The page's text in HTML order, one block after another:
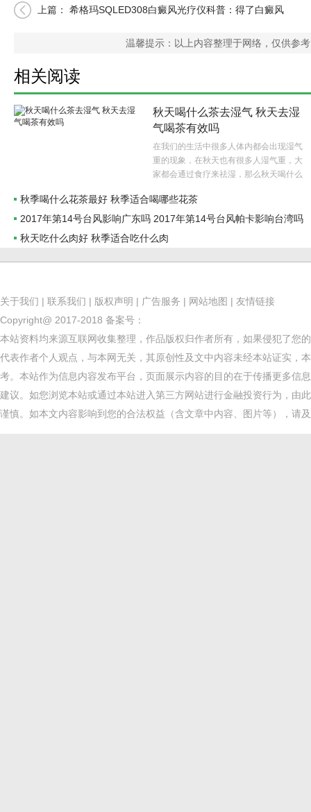
上篇： 希格玛SQLED308白癜风光疗仪科普：得了白癜风
温馨提示：以上内容整理于网络，仅供参
相关阅读
秋天喝什么茶去湿气 秋天去湿
气喝茶有效吗
在我们的生活中很多人体内都会出现湿气
重的现象，在秋天也有很多人湿气重，大
家都会通过食疗来祛湿，那么秋天喝什么
秋季喝什么花茶最好 秋季适合喝哪些花茶
2017年第14号台风影响广东吗 2017年第14号台风帕卡影响台湾吗
秋天吃什么肉好 秋季适合吃什么肉
关于我们 | 联系我们 | 版权声明 | 广告服务 | 网站地图 | 友情链接
Copyright@ 2017-2018 备案号：
本站资料均来源互联网收集整理，作品版权归作者所有，如果侵犯了您
代表作者个人观点，与本网无关，其原创性及文中内容未经本站证实，
考。本站作为信息内容发布平台，页面展示内容的目的在于传播更多信
建议。如您浏览本站或通过本站进入第三方网站进行金融投资行为，由
谨慎。如本文内容影响到您的合法权益（含文章中内容、图片等），请